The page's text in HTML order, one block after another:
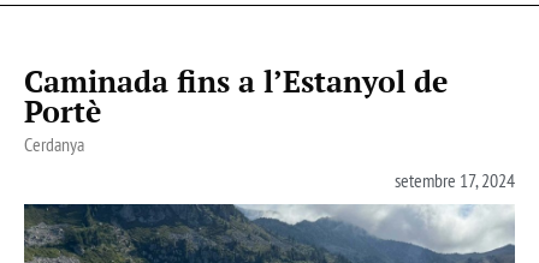
Caminada fins a l’Estanyol de
Portè
Cerdanya
setembre 17, 2024